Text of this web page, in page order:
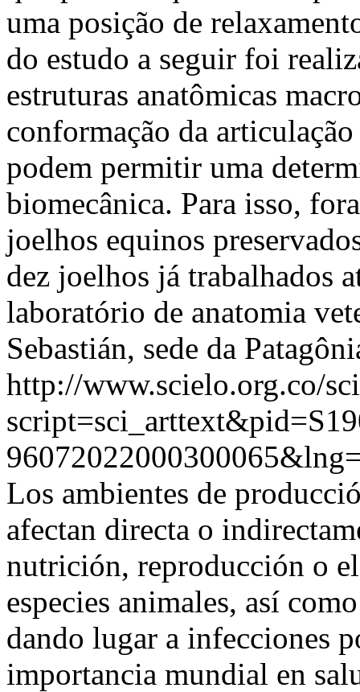
uma posição de
do estudo a seguir foi
estruturas anatômicas
conformação da
podem permitir uma
biomecânica. Para isso,
joelhos equinos
dez joelhos já trabalhados
laboratório de anatomia
Sebastián, sede da
http://www.scielo.org.co/
Los ambientes de
afectan directa o
nutrición, reproducción o
especies animales, así
dando lugar a infecciones
importancia mundial en